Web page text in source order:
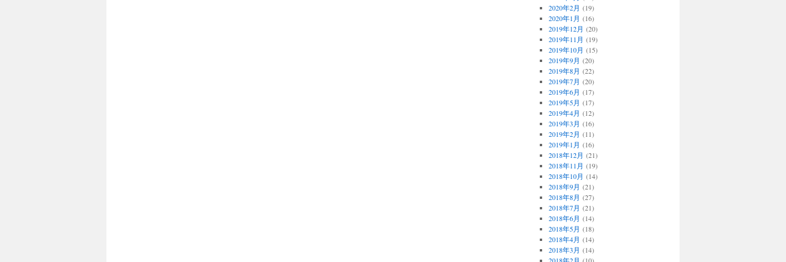
2020年2月 (19)
2020年1月 (16)
2019年12月 (20)
2019年11月 (19)
2019年10月 (15)
2019年9月 (20)
2019年8月 (22)
2019年7月 (20)
2019年6月 (17)
2019年5月 (17)
2019年4月 (12)
2019年3月 (16)
2019年2月 (11)
2019年1月 (16)
2018年12月 (21)
2018年11月 (19)
2018年10月 (14)
2018年9月 (21)
2018年8月 (27)
2018年7月 (21)
2018年6月 (14)
2018年5月 (18)
2018年4月 (14)
2018年3月 (14)